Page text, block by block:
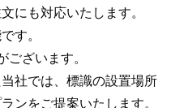
にも対応いたします。
す。
ざいます。
社では、標識の設置場所
ンをご提案いたします。